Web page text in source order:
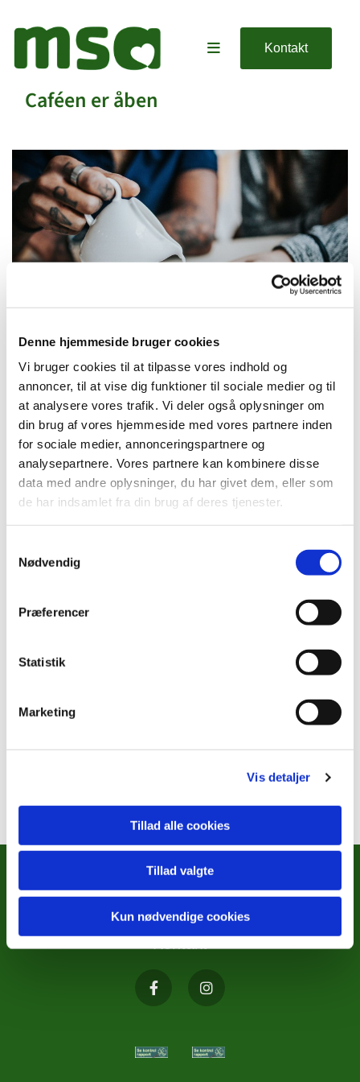
Denne hjemmeside bruger cookies
Vi bruger cookies til at tilpasse vores indhold og
annoncer, til at vise dig funktioner til sociale medier og til
at analysere vores trafik. Vi deler også oplysninger om
din brug af vores hjemmeside med vores partnere inden
for sociale medier, annonceringspartnere og
analysepartnere. Vores partnere kan kombinere disse
data med andre oplysninger, du har givet dem, eller som
de har indsamlet fra din brug af deres tjenester.
Nødvendig
Præferencer
Statistik
Marketing
Vis detaljer
Tillad alle cookies
Tillad valgte
Kun nødvendige cookies
Kontakt
Caféen er åben
Tirsdag 20. oktober 2026, kl. 09:00 - 14:00
Cafe, Rigensgade 21, 1316 København K
METODISTKIRKENS SOCIALE
ARBEJDE
Kontakt